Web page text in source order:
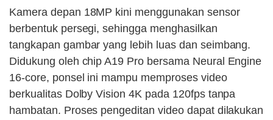
Kamera depan 18MP kini menggunakan sensor
berbentuk persegi, sehingga menghasilkan
tangkapan gambar yang lebih luas dan seimbang.
Didukung oleh chip A19 Pro bersama Neural Engine
16-core, ponsel ini mampu memproses video
berkualitas Dolby Vision 4K pada 120fps tanpa
hambatan. Proses pengeditan video dapat dilakukan